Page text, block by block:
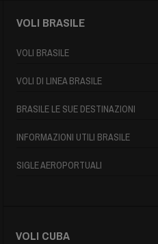
VOLI BRASILE
VOLI BRASILE
VOLI DI LINEA BRASILE
BRASILE LE SUE DESTINAZIONI
INFORMAZIONI UTILI BRASILE
SIGLE AEROPORTUALI
VOLI CUBA